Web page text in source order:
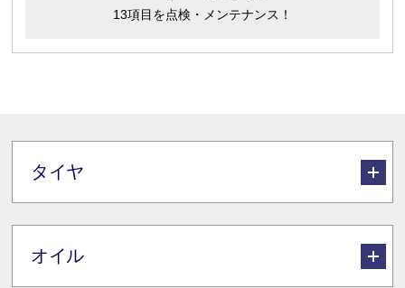
13項目を点検・メンテナンス！
タイヤ
オイル